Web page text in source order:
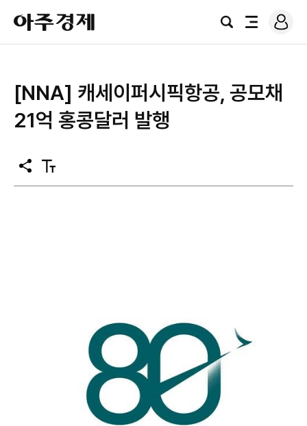
아
주
경
검
전
로
그
[NNA] 캐세이퍼시픽항공, 공모채
21억 홍콩달러 발행
공
유
텍
스